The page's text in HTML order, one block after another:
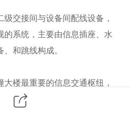
交接间与设备间配线设备，
的系统，主要由信息插座、水
和跳线构成。
楼最重要的信息交通枢纽，
主干线路，不仅可以连接不同